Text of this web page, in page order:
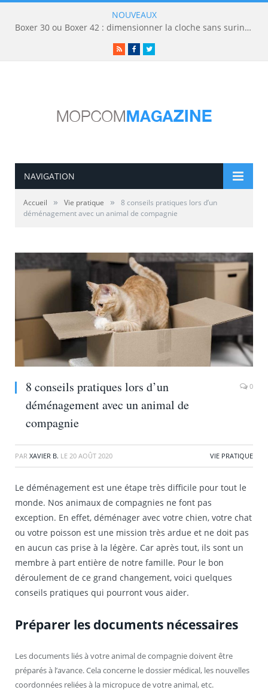
NOUVEAUX
Boxer 30 ou Boxer 42 : dimensionner la cloche sans surinvestir
RSSFacebookTwitter
NAVIGATION
Accueil » Vie pratique »
8 conseils pratiques lors d’un
déménagement avec un animal de compagnie
8 conseils pratiques lors d’un
déménagement avec un animal de
compagnie
0
PAR XAVIER B. LE 20 AOÛT 2020 VIE PRATIQUE
Le déménagement est une étape très difficile pour tout le
monde. Nos animaux de compagnies ne font pas
exception. En effet, déménager avec votre chien, votre chat
ou votre poisson est une mission très ardue et ne doit pas
en aucun cas prise à la légère. Car après tout, ils sont un
membre à part entière de notre famille. Pour le bon
déroulement de ce grand changement, voici quelques
conseils pratiques qui pourront vous aider.
Préparer les documents nécessaires
Les documents liés à votre animal de compagnie doivent être
préparés à l’avance. Cela concerne le dossier médical, les nouvelles
coordonnées reliées à la micropuce de votre animal, etc.